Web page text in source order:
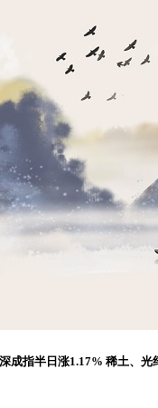
成指半日涨1.17% 稀土、光